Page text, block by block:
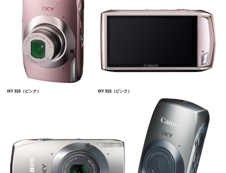
IXY 31S（ピンク） IXY 31S（ピンク）